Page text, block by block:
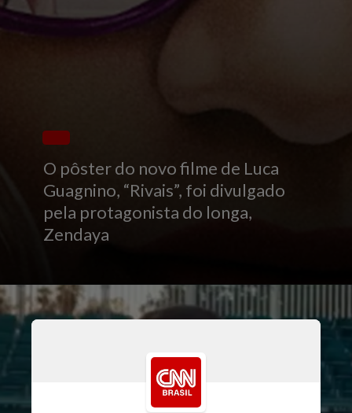
O pôster do novo filme de Luca
Guagnino, “Rivais”, foi divulgado
pela protagonista do longa,
Zendaya